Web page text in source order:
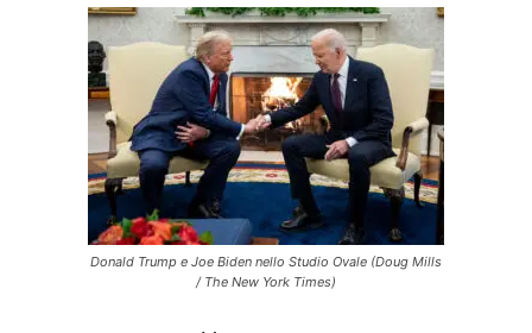
Donald Trump e Joe Biden nello Studio Ovale (Doug Mills
/ The New York Times)